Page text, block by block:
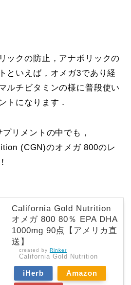
ックの防止，アナボリックの
といえば，オメガ3であり経
ルチビタミンの様に普段使い
トになります．
リメントの中でも，
(CGN)のオメガ 800のレ
California Gold Nutrition
オメガ 800 80％ EPA DHA
1000mg 90点【アメリカ直
送】
created by Rinker
California Gold Nutrition
iHerb
Amazon